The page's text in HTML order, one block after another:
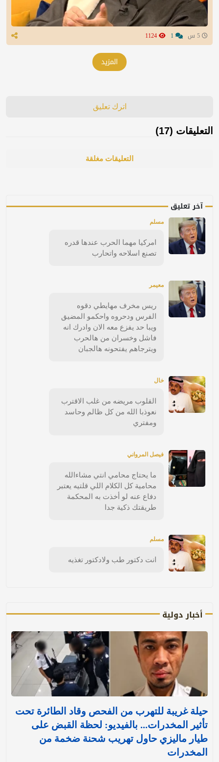
المزيد
اترك تعليق
التعليقات (17)
التعليقات مغلقة
آخر تعليق
مسلم
امركيا مهما الحرب عندها قدره
تصنع اسلاحه واتحارب
معيمر
ريس مخرف مهايطي دقوه
الفرس ودحروه واحكمو المضيق
ويبا حد يفزع معه الان وادرك انه
فاشل وخسران من هالحرب
ويترجاهم يفتحونه هالجبان
خال
القلوب مريضه من غلب الاقترب
نعوذبا الله من كل ظالم وحاسد
ومفتري
فيصل المرواني
ما يحتاج محامي انتي مشاءالله
محامية كل الكلام اللي قلتيه يعتبر
دفاع عنه لو أخذت به المحكمة
طريقتك ذكية جدا
مسلم
انت دكتور طب ولادكتور تغذيه
أخبار دولية
حيلة غريبة للتهرب من الفحص وقاد الطائرة تحت
تأثير المخدرات... بالفيديو: لحظة القبض على
طيار ماليزي حاول تهريب شحنة ضخمة من
المخدرات